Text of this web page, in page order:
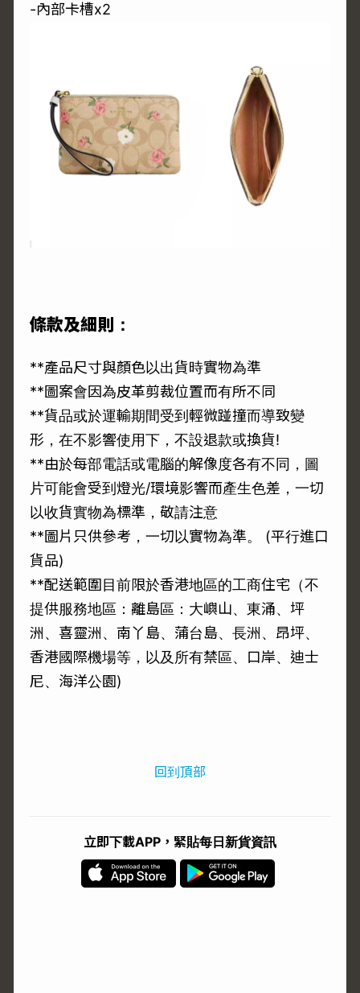
-內部卡槽x2
條款及細則：
**產品尺寸與顏色以出貨時實物為準
**圖案會因為皮革剪裁位置而有所不同
**貨品或於運輸期間受到輕微踫撞而導致變
形，在不影響使用下，不設退款或換貨!
**由於每部電話或電腦的解像度各有不同，圖
片可能會受到燈光/環境影響而產生色差，一切
以收貨實物為標準，敬請注意
**圖片只供參考，一切以實物為準。 (平行進口
貨品)
**配送範圍目前限於香港地區的工商住宅（不
提供服務地區：離島區：大嶼山、東涌、坪
洲、喜靈洲、南丫島、蒲台島、長洲、昂坪、
香港國際機場等，以及所有禁區、口岸、迪士
尼、海洋公園)
回到頂部
立即下載APP，緊貼每日新貨資訊